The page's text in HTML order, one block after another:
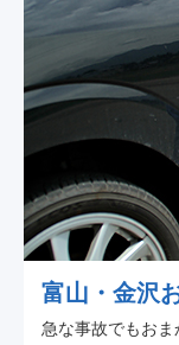
富山・金沢
急な事故でもお